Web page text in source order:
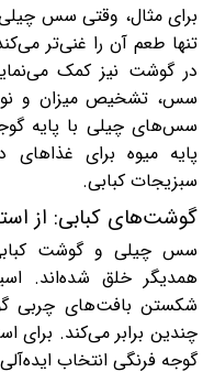
برای مثال، وقتی سس
تنها طعم آن را غنی‌تر
در گوشت نیز کمک
سس، تشخیص میزان و
سس‌های چیلی با پایه
پایه میوه برای غذاهای
سبزیجات کبابی.
گوشت‌های کبابی: از
سس چیلی و گوشت
همدیگر خلق شده‌اند.
شکستن بافت‌های چربی
چندین برابر می‌کند. برای
گوجه فرنگی انتخاب